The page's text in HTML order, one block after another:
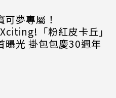
可夢專屬！
「粉紅皮卡丘」
曝光 掛包包慶30週年